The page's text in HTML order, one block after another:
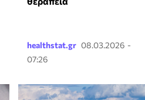
healthstat.gr 08.03.2026 -
07:26